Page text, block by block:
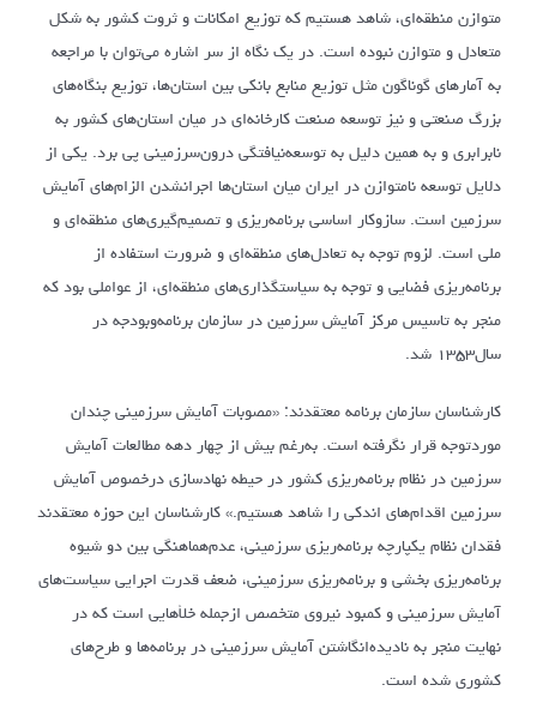
متوازن منطقه‌ای، شاهد هستیم که توزیع امکانات و ثروت کشور به شکل
متعادل و متوازن نبوده است. در یک نگاه از سر اشاره می‌توان با مراجعه
به آمارهای گوناگون مثل توزیع منابع بانکی بین استان‌ها، توزیع بنگاه‌های
بزرگ صنعتی و نیز توسعه صنعت کارخانه‌ای در میان استان‌های کشور به
نابرابری و به همین دلیل به توسعه‌نیافتگی درون‌سرزمینی پی برد. یکی از
دلایل توسعه نامتوازن در ایران میان استان‌ها اجرا‌نشدن الزام‌های آمایش
سرزمین است. سازوکار اساسی برنامه‌‌‌‌‌‌‌‌ریزی و تصمیم‌گیری‌های منطقه‌‌‌‌‌‌‌‌ای و
ملی است. لزوم توجه به تعادل‌‌‌‌‌‌‌‌های منطقه‌‌‌‌‌‌‌‌ای و ضرورت استفاده از
برنامه‌‌‌‌‌‌‌‌ریزی فضایی و توجه به سیاستگذاری‌‌‌‌‌‌‌‌های منطقه‌ای، از عواملی بود که
منجر به تاسیس مرکز آمایش سرزمین در سازمان برنامه‌‌‌‌‌‌‌‌وبودجه در
سال‌۱۳۵۳ شد.
کارشناسان سازمان برنامه معتقدند: «مصوبات آمایش سرزمینی چندان
مورد‌توجه قرار نگرفته است. به‌‌‌‌‌‌‌‌‌‌‌‌‌‌‌‌رغم بیش از چهار دهه مطالعات آمایش
سرزمین در نظام برنامه‌‌‌‌‌‌‌‌ریزی کشور در حیطه نهاد‌‌‌‌‌‌‌‌سازی درخصوص آمایش
سرزمین اقدام‌های اندکی را شاهد هستیم.» کارشناسان این حوزه معتقدند
فقدان نظام یکپارچه برنامه‌‌‌‌‌‌‌‌ریزی سرزمینی، عدم‌هماهنگی بین دو شیوه
برنامه‌‌‌‌‌‌‌‌ریزی بخشی و برنامه‌‌‌‌‌‌‌‌ریزی سرزمینی، ضعف قدرت اجرایی سیاست‌های
آمایش سرزمینی و کمبود نیروی متخصص ازجمله خلأهایی است که در
نهایت منجر به نادیده‌انگاشتن آمایش سرزمینی در برنامه‌‌‌‌‌‌‌‌ها و طرح‌های
کشوری شده است.